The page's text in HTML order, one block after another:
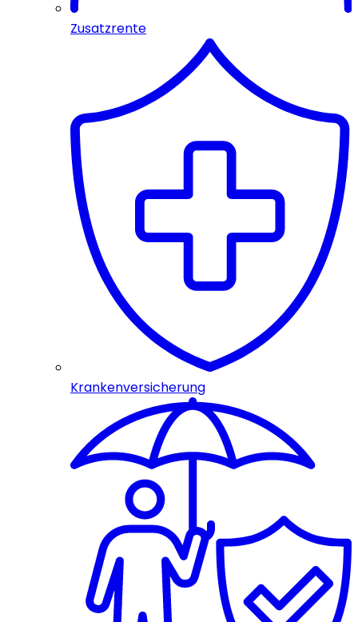
Zusatzrente
Krankenversicherung